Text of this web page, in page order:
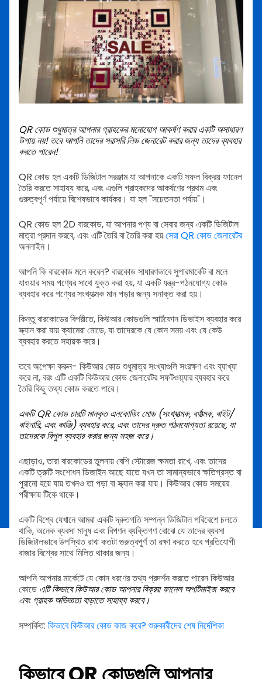
QR কোড শুধুমাত্র আপনার গ্রাহকের মনোযোগ আকর্ষণ করার একটি অসাধারণ
উপায় নয়! তবে আপনি তাদের সরাসরি লিড জেনারেট করার জন্য তাদের ব্যবহার
করতে পারেন!
QR কোড হল একটি ডিজিটাল সরঞ্জাম যা আপনাকে একটি সফল বিক্রয় ফানেল
তৈরি করতে সাহায্য করে, এবং এগুলি গ্রাহকদের আকর্ষণের প্রথম এবং
গুরুত্বপূর্ণ পর্যায়ে বিশেষভাবে কার্যকর। যা হল "সচেতনতা পর্যায়"।
QR কোড হল 2D বারকোড, যা আপনার পণ্য বা সেবার জন্য একটি ডিজিটাল
মাত্রা প্রদান করবে, এবং এটি তৈরি বা তৈরি করা হয়সেরা QR কোড জেনারেটর
অনলাইন।
আপনি কি বারকোড মনে করেন? বারকোড সাধারণভাবে সুপারমার্কেট বা মলে
যাওয়ার সময় পণ্যের সাথে যুক্ত করা হয়, যা একটি যন্ত্র-পঠনযোগ্য কোড
ব্যবহার করে পণ্যের সংখ্যাত্মক মান পড়ার জন্য সনাক্ত করা হয়।
কিন্তু বারকোডের বিপরীতে, কিউআর কোডগুলি স্মার্টফোন ডিভাইস ব্যবহার করে
স্ক্যান করা যায় ক্যামেরা মোডে, যা তাদেরকে যে কোন সময় এবং যে কেউ
ব্যবহার করতে সহায়ক করে।
তবে অপেক্ষা করুন- কিউআর কোড শুধুমাত্র সংখ্যাগুলি সংরক্ষণ এবং ব্যাখ্যা
করে না, বরং এটি একটি কিউআর কোড জেনারেটর সফটওয়্যার ব্যবহার করে
তৈরি কিছু তথ্য কোড করতে পারে।
একটি QR কোড চারটি মানকৃত এনকোডিং মোড (সংখ্যাত্মক, বর্ণাত্মক, বাইট/
বাইনারি, এবং কাঞ্জি) ব্যবহার করে, এবং তাদের দ্রুত পঠনযোগ্যতা রয়েছে, যা
তাদেরকে বিপুল ব্যবহার করার জন্য সহজ করে।
এছাড়াও, তারা বারকোডের তুলনায় বেশি স্টোরেজ ক্ষমতা রাখে, এবং তাদের
একটি ত্রুটি সংশোধন ডিজাইন আছে যাতে যখন তা সামান্যভাবে ক্ষতিগ্রস্ত বা
পুরানো হয়ে যায় তখনও তা পড়া বা স্ক্যান করা যায়। কিউআর কোড সময়ের
পরীক্ষায় টিকে থাকে।
একটি বিশ্বে যেখানে আমরা একটি দ্রুতগতি সম্পন্ন ডিজিটাল পরিবেশে চলতে
থাকি, অনেক ব্যবসা মানুষ এবং বিপণন ব্যক্তিগণ বোঝে যে তাদের ব্যবসা
ডিজিটালভাবে উপস্থিত রাখা কতটা গুরুত্বপূর্ণ তা রক্ষা করতে হবে প্রতিযোগী
বাজার বিশ্বের সাথে মিলিত থাকার জন্য।
আপনি আপনার মার্কেটে যে কোন ধরণের তথ্য প্রদর্শন করতে পারেন কিউআর
কোডে এটি কিভাবে কিউআর কোড আপনার বিক্রয় ফানেল অপটিমাইজ করবে
এবং গ্রাহক অভিজ্ঞতা বাড়াতে সাহায্য করবে।
সম্পর্কিত: কিভাবে কিউআর কোড কাজ করে? শুরুকারীদের শেষ নির্দেশিকা